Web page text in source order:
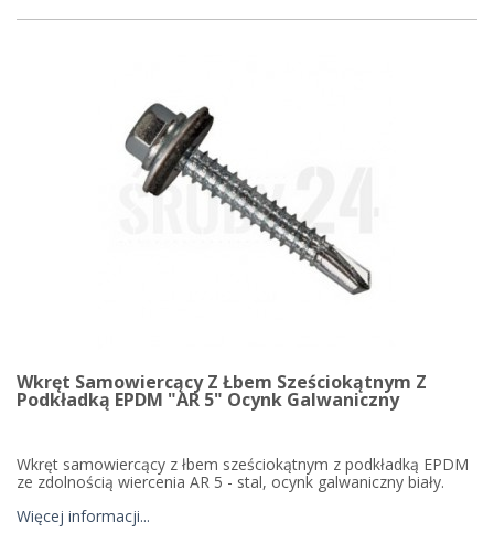
Wkręt Samowiercący Z Łbem Sześciokątnym Z
Podkładką EPDM "AR 5" Ocynk Galwaniczny
Wkręt samowiercący z łbem sześciokątnym z podkładką EPDM
ze zdolnością wiercenia AR 5 - stal, ocynk galwaniczny biały.
Więcej informacji...